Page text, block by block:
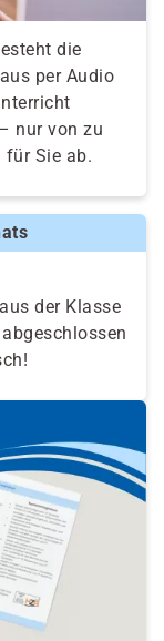
die
per Audio
nur von zu
für Sie ab.
der Klasse